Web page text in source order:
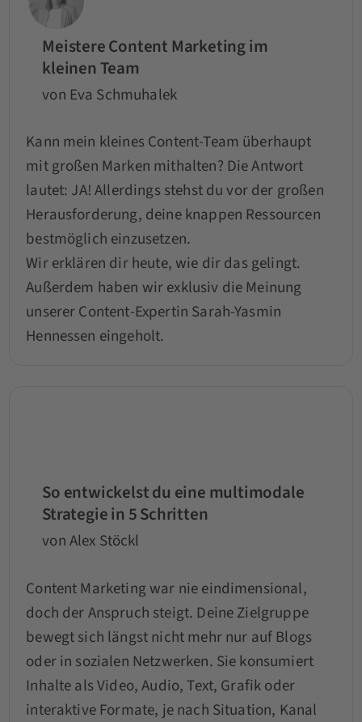
Meistere Content Marketing im
kleinen Team
von Eva Schmuhalek
Kann mein kleines Content-Team überhaupt
mit großen Marken mithalten? Die Antwort
lautet: JA! Allerdings stehst du vor der großen
Herausforderung, deine knappen Ressourcen
bestmöglich einzusetzen.
Wir erklären dir heute, wie dir das gelingt.
Außerdem haben wir exklusiv die Meinung
unserer Content-Expertin Sarah-Yasmin
Hennessen eingeholt.
So entwickelst du eine multimodale
Strategie in 5 Schritten
von Alex Stöckl
Content Marketing war nie eindimensional,
doch der Anspruch steigt. Deine Zielgruppe
bewegt sich längst nicht mehr nur auf Blogs
oder in sozialen Netzwerken. Sie konsumiert
Inhalte als Video, Audio, Text, Grafik oder
interaktive Formate, je nach Situation, Kanal